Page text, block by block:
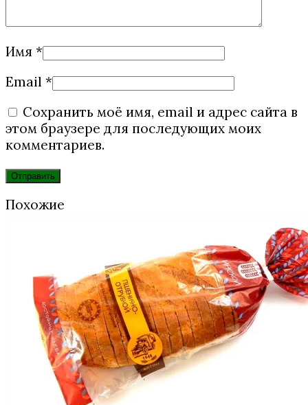
Имя *
Email *
Сохранить моё имя, email и адрес сайта в
этом браузере для последующих моих
комментариев.
Похожие